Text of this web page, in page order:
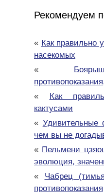
Рекомендуем
« Как правильно
насекомых
«
« Как
кактусами
«
чем вы не
« Пельмени
эволюция,
« Чабрец
противопоказания